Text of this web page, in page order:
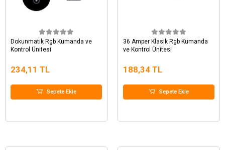
Dokunmatik Rgb Kumanda ve
Kontrol Ünitesi
234,11 TL
Sepete Ekle
36 Amper Klasik Rgb Kumanda
ve Kontrol Ünitesi
188,34 TL
Sepete Ekle